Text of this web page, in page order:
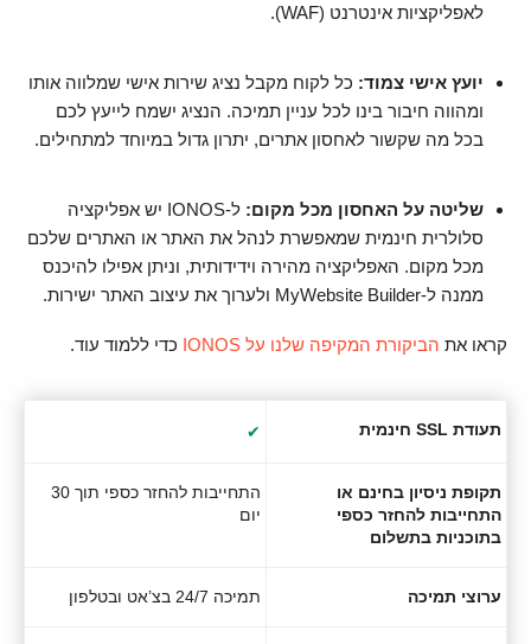
לאפליקציות אינטרנט (WAF).
יועץ אישי צמוד: כל לקוח מקבל נציג שירות אישי שמלווה אותו
ומהווה חיבור בינו לכל עניין תמיכה. הנציג ישמח לייעץ לכם
בכל מה שקשור לאחסון אתרים, יתרון גדול במיוחד למתחילים.
שליטה על האחסון מכל מקום:
ל-IONOS יש אפליקציה
סלולרית חינמית שמאפשרת לנהל את האתר או האתרים שלכם
מכל מקום. האפליקציה מהירה וידידותית, וניתן אפילו להיכנס
ממנה ל-MyWebsite Builder ולערוך את עיצוב האתר ישירות.
קראו את הביקורת המקיפה שלנו על IONOS כדי ללמוד עוד.
תעודת SSL חינמית ✔
תקופת ניסיון בחינם או
התחייבות להחזר כספי
בתוכניות בתשלום
התחייבות להחזר כספי תוך 30
יום
ערוצי תמיכה תמיכה 24/7 בצ’אט ובטלפון